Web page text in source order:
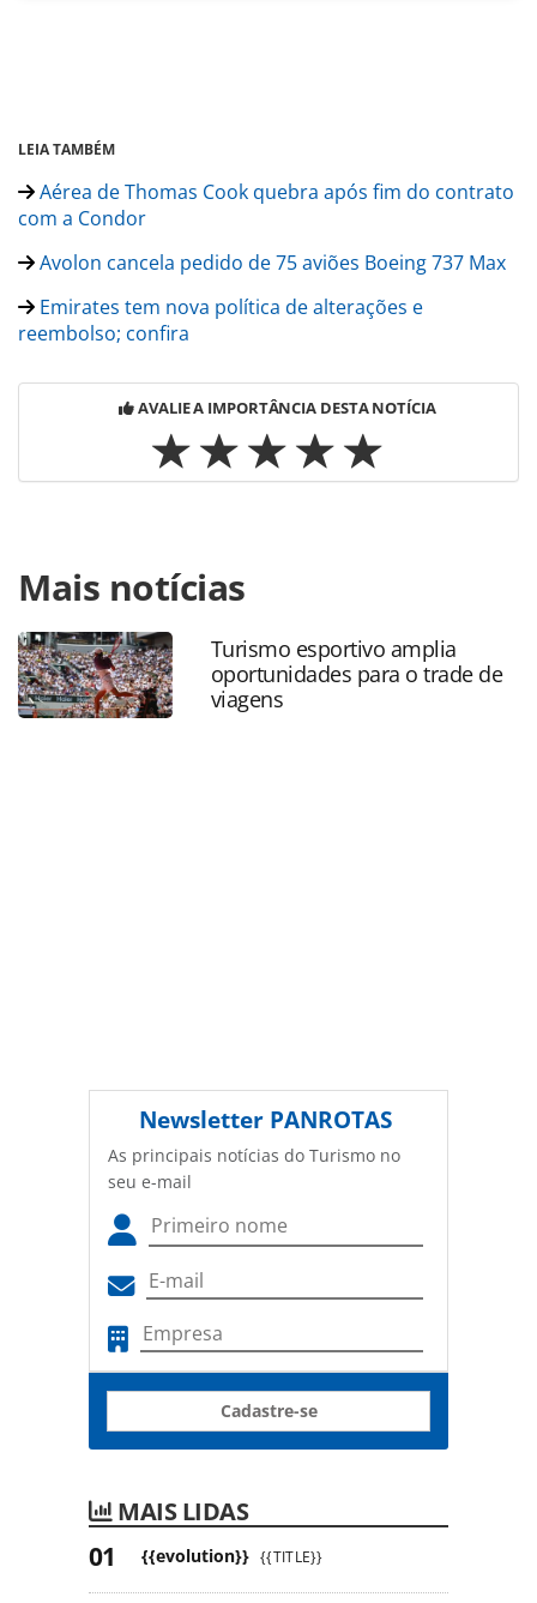
LEIA TAMBÉM
Aérea de Thomas Cook quebra após fim do contrato
com a Condor
Avolon cancela pedido de 75 aviões Boeing 737 Max
Emirates tem nova política de alterações e
reembolso; confira
AVALIE A IMPORTÂNCIA DESTA NOTÍCIA
https://www.panrotas.com.br/aviacao/empresas/2020/04/
estende-suspensao-de-voos-internacionais-ate-1o-de-
maio_172550.html ou as ferramentas oferecidas na página.
Todo o conteúdo produzido pela PANROTAS Editora é
protegido pela legislação brasileira sobre direito autoral.
Não reproduza o conteúdo sem autorização da PANROTAS
Mais notícias
Turismo esportivo amplia
oportunidades para o trade de
viagens
Newsletter PANROTAS
As principais notícias do Turismo no
seu e-mail
Cadastre-se
MAIS LIDAS
{{evolution}} {{TITLE}}